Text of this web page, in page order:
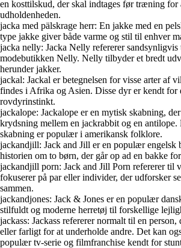
en kosttilskud, der skal indtages før træning for
udholdenheden.
jacka med pälskrage herr: En jakke med en
type jakke giver både varme og stil til enhver
jacka nelly: Jacka Nelly refererer
modebutikken Nelly. Nelly tilbyder et bredt
herunder jakker.
jackal: Jackal er betegnelsen for visse arter af
findes i Afrika og Asien. Disse dyr er kendt for
rovdyrinstinkt.
jackalope: Jackalope er en mytisk skabning,
krydsning mellem en jackrabbit og en antilope.
skabning er populær i amerikansk folklore.
jackandjill: Jack and Jill er en populær
historien om to børn, der går op ad en bakke
jackandjill porn: Jack and Jill Porn refererer til
fokuserer på par eller individer, der udforsker
sammen.
jackandjones: Jack & Jones er en populær
stilfuldt og moderne herretøj til forskellige
jackass: Jackass refererer normalt til en
eller farligt for at underholde andre. Det kan
populær tv-serie og filmfranchise kendt for